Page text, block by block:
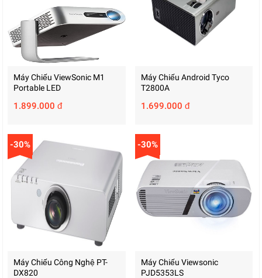
Máy Chiếu ViewSonic M1
Portable LED
1.899.000 đ
Máy Chiếu Android Tyco
T2800A
1.699.000 đ
-30%
Máy Chiếu Công Nghệ PT-
DX820
-30%
Máy Chiếu Viewsonic
PJD5353LS